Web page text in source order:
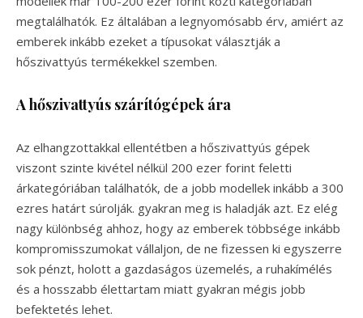
megtalálhatók. Ez általában a legnyomósabb érv, amiért az
emberek inkább ezeket a típusokat választják a
hőszivattyús termékekkel szemben.
A hőszivattyús szárítógépek ára
Az elhangzottakkal ellentétben a hőszivattyús gépek
viszont szinte kivétel nélkül 200 ezer forint feletti
árkategóriában találhatók, de a jobb modellek inkább a 300
ezres határt súrolják. gyakran meg is haladják azt. Ez elég
nagy különbség ahhoz, hogy az emberek többsége inkább
kompromisszumokat vállaljon, de ne fizessen ki egyszerre
sok pénzt, holott a gazdaságos üzemelés, a ruhakímélés
és a hosszabb élettartam miatt gyakran mégis jobb
befektetés lehet.